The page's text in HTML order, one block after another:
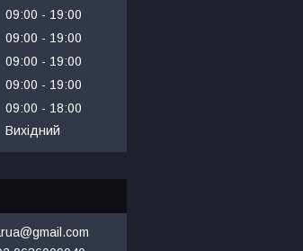
09:00
19:00
09:00
19:00
09:00
19:00
09:00
19:00
09:00
18:00
Вихідний